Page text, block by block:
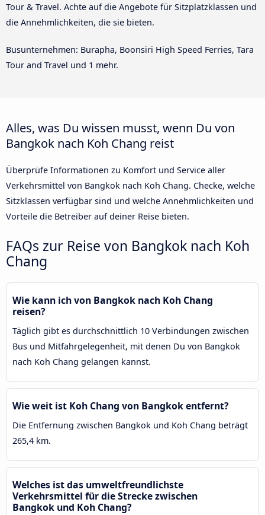
Tour & Travel. Achte auf die Angebote für Sitzplatzklassen und
die Annehmlichkeiten, die sie bieten.
Busunternehmen: Burapha, Boonsiri High Speed Ferries, Tara
Tour and Travel und 1 mehr.
Alles, was Du wissen musst, wenn Du von
Bangkok nach Koh Chang reist
Überprüfe Informationen zu Komfort und Service aller
Verkehrsmittel von Bangkok nach Koh Chang. Checke, welche
Sitzklassen verfügbar sind und welche Annehmlichkeiten und
Vorteile die Betreiber auf deiner Reise bieten.
FAQs zur Reise von Bangkok nach Koh
Chang
Wie kann ich von Bangkok nach Koh Chang
reisen?
Täglich gibt es durchschnittlich 10 Verbindungen zwischen
Bus und Mitfahrgelegenheit, mit denen Du von Bangkok
nach Koh Chang gelangen kannst.
Wie weit ist Koh Chang von Bangkok entfernt?
Die Entfernung zwischen Bangkok und Koh Chang beträgt
265,4 km.
Welches ist das umweltfreundlichste
Verkehrsmittel für die Strecke zwischen
Bangkok und Koh Chang?